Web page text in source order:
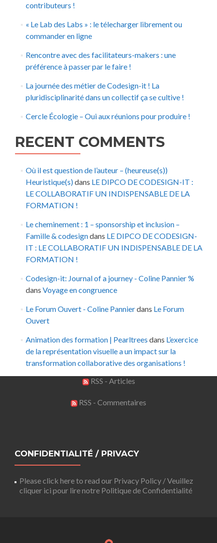
contributeurs !
« Le Lab des Labs » : le télecharger librement ou
commander en ligne
Rencontre avec des facilitateurs-makers : une
préférence à passer par le faire !
La journée des métier de Codesign-it ! La
pluridisciplinarité dans un collectif ça se cultive !
Cercle Écologie – Oui aux réunions pour produire !
RECENT COMMENTS
Où il est question de l’auteur – (heureuse(s))
Heuristique(s)dans LE DIPCO DE CODESIGN-IT :
LE COLLABORATIF UN INDISPENSABLE DE LA
FORMATION !
Le cheminement : 1 – sponsorship et inclusion –
Famille & codesigndans LE DIPCO DE CODESIGN-
IT : LE COLLABORATIF UN INDISPENSABLE DE LA
FORMATION !
Codesign-it: Journal of a journey - Coline Pannier %
dans Voyage en congruence
Le Forum Ouvert - Coline Pannierdans Le Forum
Ouvert
Animation des formation | Pearltrees dans L’exercice
de la représentation visuelle a un impact sur la
transformation collaborative des organisations !
RSS - Articles
RSS - Commentaires
CONFIDENTIALITÉ / PRIVACY
Please click here to read our Privacy Policy / Veuillez
cliquer ici pour lire notre Politique de Confidentialité